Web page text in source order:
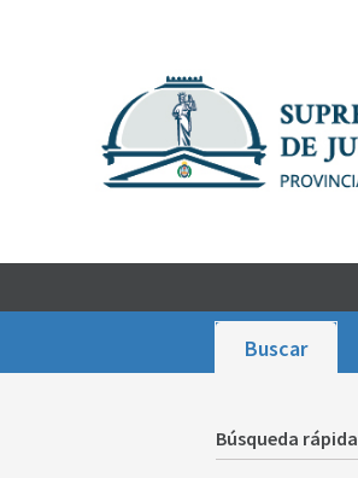
Buscar
Búsqueda rápida